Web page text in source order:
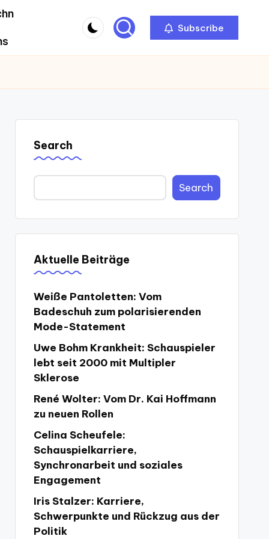
Subscribe
Search
Search
Aktuelle Beiträge
Weiße Pantoletten: Vom
Badeschuh zum polarisierenden
Mode-Statement
Uwe Bohm Krankheit: Schauspieler
lebt seit 2000 mit Multipler
Sklerose
René Wolter: Vom Dr. Kai Hoffmann
zu neuen Rollen
Celina Scheufele:
Schauspielkarriere,
Synchronarbeit und soziales
Engagement
Iris Stalzer: Karriere,
Schwerpunkte und Rückzug aus der
Politik